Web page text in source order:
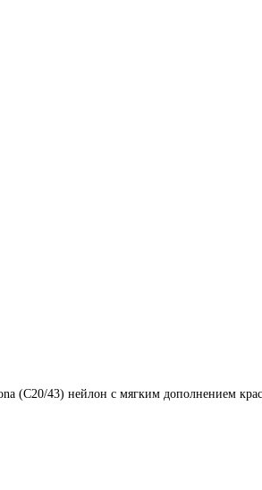
(C20/43) нейлон с мягким дополнением